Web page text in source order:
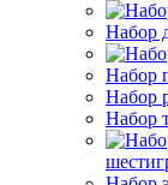
Набор
Набор
Набор
Набор